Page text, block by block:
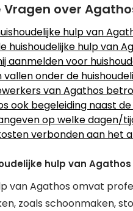
over
hulp van
huishoudelijke hulp van
aanmelden voor
onder de
van Agathos
ook begeleiding naast
op welke dagen/
verbonden aan het
hulp van Agathos
van Agathos omvat
zoals schoonmaken,